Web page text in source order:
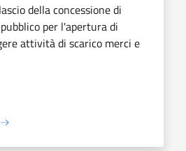
della concessione di
per l'apertura di
attività di scarico merci e